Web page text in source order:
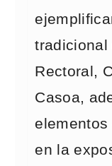
tradicional
Rectoral,
Casoa,
en la